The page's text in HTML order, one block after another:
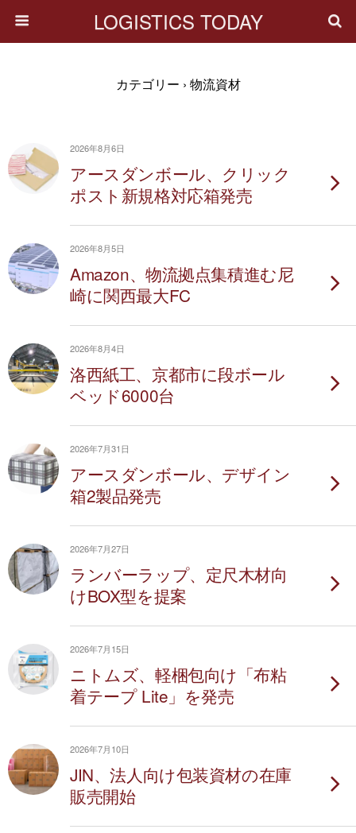
LOGISTICS TODAY
カテゴリー › 物流資材
2026年8月6日
アースダンボール、クリック
ポスト新規格対応箱発売
2026年8月5日
Amazon、物流拠点集積進む尼
崎に関西最大FC
2026年8月4日
洛西紙工、京都市に段ボール
ベッド6000台
2026年7月31日
アースダンボール、デザイン
箱2製品発売
2026年7月27日
ランバーラップ、定尺木材向
けBOX型を提案
2026年7月15日
ニトムズ、軽梱包向け「布粘
着テープ Lite」を発売
2026年7月10日
JIN、法人向け包装資材の在庫
販売開始